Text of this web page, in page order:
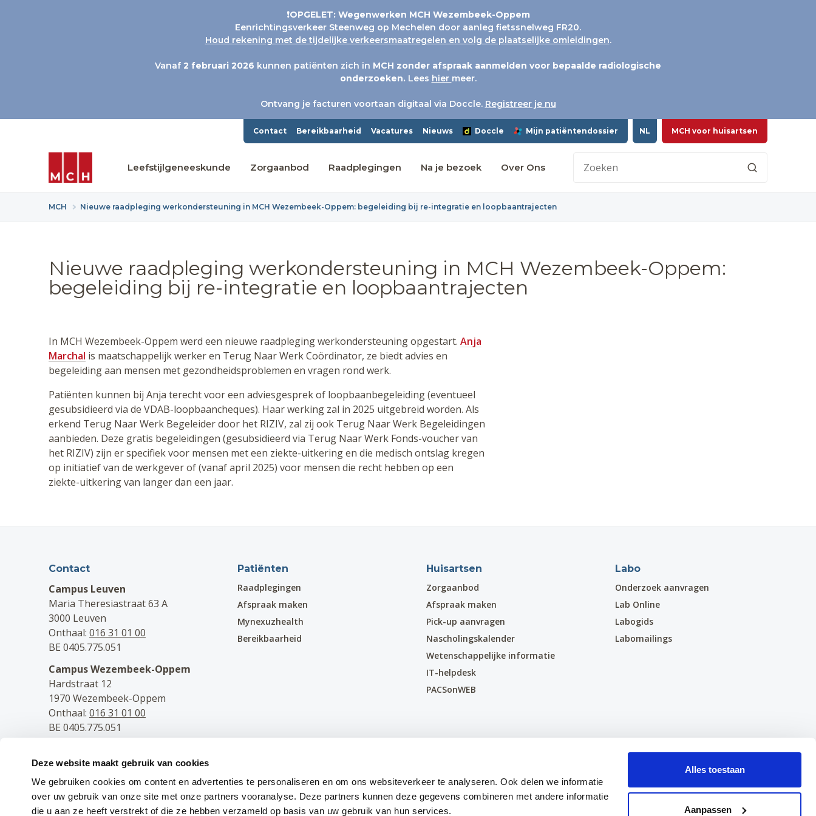
Deze website maakt gebruik van cookies
We gebruiken cookies om content en advertenties te personaliseren en om ons websiteverkeer te analyseren. Ook delen we informatie
over uw gebruik van onze site met onze partners vooranalyse. Deze partners kunnen deze gegevens combineren met andere informatie
die u aan ze heeft verstrekt of die ze hebben verzameld op basis van uw gebruik van hun services.
Alles toestaan
Aanpassen
❗OPGELET: Wegenwerken MCH Wezembeek-Oppem
Eenrichtingsverkeer Steenweg op Mechelen door aanleg fietssnelweg FR20.
Houd rekening met de tijdelijke verkeersmaatregelen en volg de plaatselijke omleidingen.
Vanaf 2 februari 2026 kunnen patiënten zich in MCH zonder afspraak aanmelden voor bepaalde radiologische
onderzoeken. Lees hier meer.
Ontvang je facturen voortaan digitaal via Doccle. Registreer je nu
Contact Bereikbaarheid Vacatures Nieuws Doccle Mijn patiëntendossier NL MCH voor huisartsen
Leefstijlgeneeskunde Zorgaanbod Raadplegingen Na je bezoek Over Ons
MCH Nieuwe raadpleging werkondersteuning in MCH Wezembeek-Oppem: begeleiding bij re-integratie en loopbaantrajecten
Nieuwe raadpleging werkondersteuning in MCH Wezembeek-Oppem:
begeleiding bij re-integratie en loopbaantrajecten
In MCH Wezembeek-Oppem werd een nieuwe raadpleging werkondersteuning opgestart. Anja
Marchal is maatschappelijk werker en Terug Naar Werk Coördinator, ze biedt advies en
begeleiding aan mensen met gezondheidsproblemen en vragen rond werk.
Patiënten kunnen bij Anja terecht voor een adviesgesprek of loopbaanbegeleiding (eventueel
gesubsidieerd via de VDAB-loopbaancheques). Haar werking zal in 2025 uitgebreid worden. Als
erkend Terug Naar Werk Begeleider door het RIZIV, zal zij ook Terug Naar Werk Begeleidingen
aanbieden. Deze gratis begeleidingen (gesubsidieerd via Terug Naar Werk Fonds-voucher van
het RIZIV) zijn er specifiek voor mensen met een ziekte-uitkering en die medisch ontslag kregen
op initiatief van de werkgever of (vanaf april 2025) voor mensen die recht hebben op een
ziekte-uitkering van langer dan een jaar.
Contact
Campus Leuven
Maria Theresiastraat 63 A
3000 Leuven
Onthaal: 016 31 01 00
BE 0405.775.051
Campus Wezembeek-Oppem
Hardstraat 12
1970 Wezembeek-Oppem
Onthaal: 016 31 01 00
BE 0405.775.051
Volg ons
Facebook
Instagram
LinkedIn
Patiënten
Raadplegingen
Afspraak maken
Mynexuzhealth
Bereikbaarheid
Huisartsen
Zorgaanbod
Afspraak maken
Pick-up aanvragen
Nascholingskalender
Wetenschappelijke informatie
IT-helpdesk
PACSonWEB
Labo
Onderzoek aanvragen
Lab Online
Labogids
Labomailings